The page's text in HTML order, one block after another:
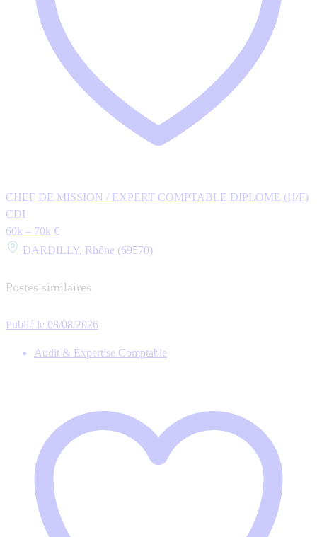
CHEF DE MISSION / EXPERT COMPTABLE DIPLOME (H/F)
CDI
60k – 70k €
DARDILLY, Rhône (69570)
Postes similaires
Publié le 08/08/2026
Audit & Expertise Comptable